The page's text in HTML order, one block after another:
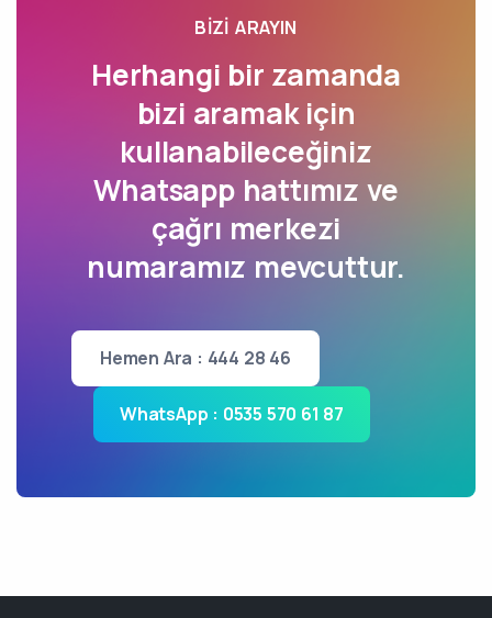
BIZI ARAYIN
Herhangi bir zamanda
bizi aramak için
kullanabileceğiniz
Whatsapp hattımız ve
çağrı merkezi
numaramız mevcuttur.
Hemen Ara : 444 28 46
WhatsApp : 0535 570 61 87